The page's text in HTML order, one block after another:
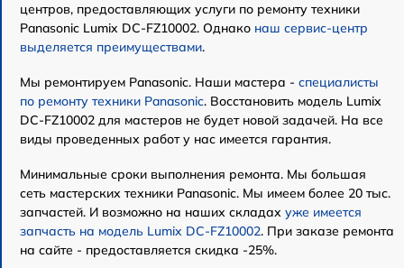
центров, предоставляющих услуги по ремонту техники
Panasonic Lumix DC-FZ10002. Однако наш сервис-центр
выделяется преимуществами.
Мы ремонтируем Panasonic. Наши мастера - специалисты
по ремонту техники Panasonic. Восстановить модель Lumix
DC-FZ10002 для мастеров не будет новой задачей. На все
виды проведенных работ у нас имеется гарантия.
Минимальные сроки выполнения ремонта. Мы большая
сеть мастерских техники Panasonic. Мы имеем более 20 тыс.
запчастей. И возможно на наших складах уже имеется
запчасть на модель Lumix DC-FZ10002. При заказе ремонта
на сайте - предоставляется скидка -25%.